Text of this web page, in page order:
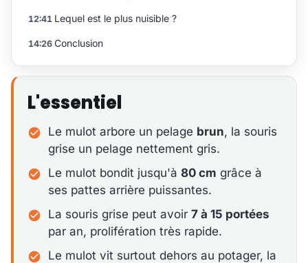
12:41 Lequel est le plus nuisible ?
14:26 Conclusion
L'essentiel
Le mulot arbore un pelage brun, la souris
grise un pelage nettement gris.
Le mulot bondit jusqu'à 80 cm grâce à
ses pattes arrière puissantes.
La souris grise peut avoir 7 à 15 portées
par an, prolifération très rapide.
Le mulot vit surtout dehors au potager, la